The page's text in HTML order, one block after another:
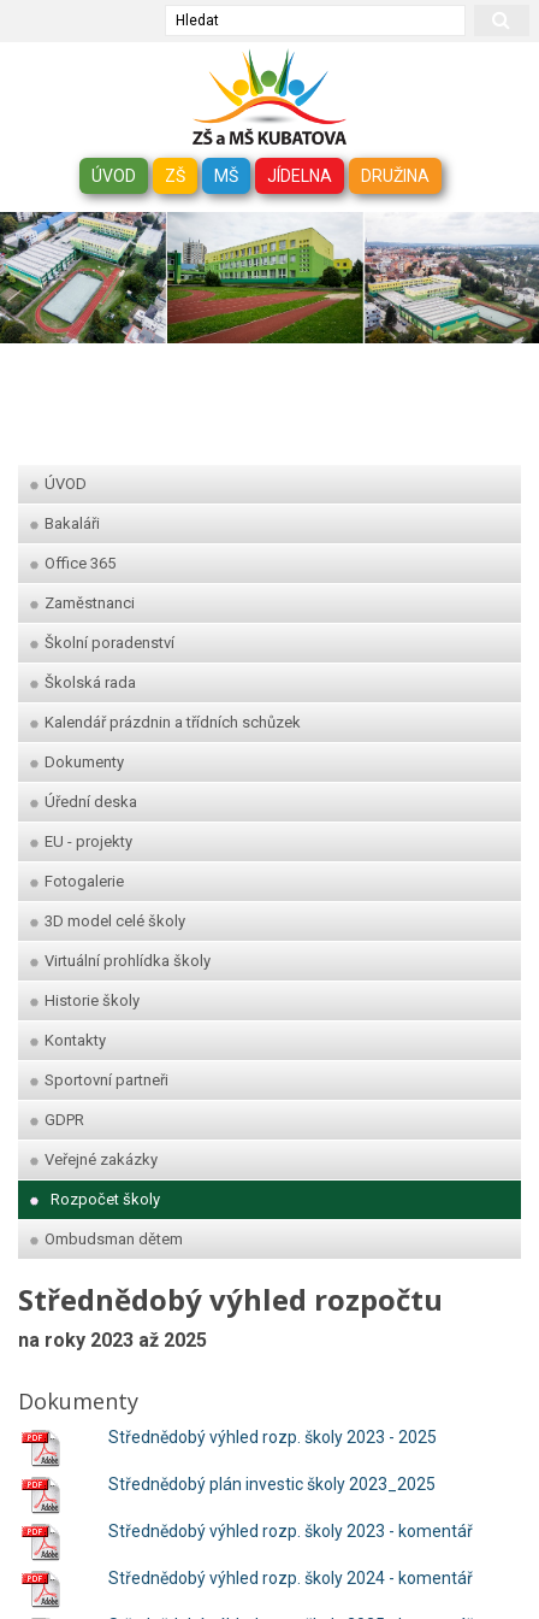
Hledat
ÚVOD ZŠ MŠ JÍDELNA DRUŽINA
ÚVOD
Bakaláři
Office 365
Zaměstnanci
Školní poradenství
Školská rada
Kalendář prázdnin a třídních schůzek
Dokumenty
Úřední deska
EU - projekty
Fotogalerie
3D model celé školy
Virtuální prohlídka školy
Historie školy
Kontakty
Sportovní partneři
GDPR
Veřejné zakázky
Rozpočet školy
Ombudsman dětem
Střednědobý výhled rozpočtu
na roky 2023 až 2025
Dokumenty
Střednědobý výhled rozp. školy 2023 - 2025
Střednědobý plán investic školy 2023_2025
Střednědobý výhled rozp. školy 2023 - komentář
Střednědobý výhled rozp. školy 2024 - komentář